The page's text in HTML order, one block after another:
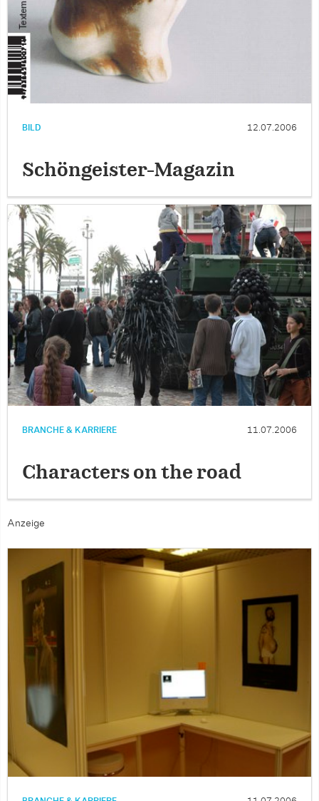
BILD 12.07.2006
Schöngeister-Magazin
BRANCHE & KARRIERE 11.07.2006
Characters on the road
Anzeige